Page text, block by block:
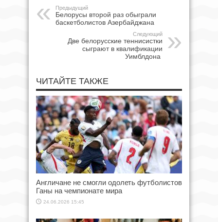
Предыдущий
Белорусы второй раз обыграли
баскетболистов Азербайджана
Следующий
Две белорусские теннисистки
сыграют в квалификации
Уимблдона
ЧИТАЙТЕ ТАКЖЕ
Англичане не смогли одолеть футболистов
Ганы на чемпионате мира
24.06.2026 15:45